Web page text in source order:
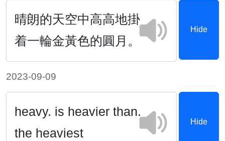
晴朗的天空中高高地掛
着一輪金黃色的圓月。
Hide
2023-09-09
heavy. is heavier than.
the heaviest
Hide